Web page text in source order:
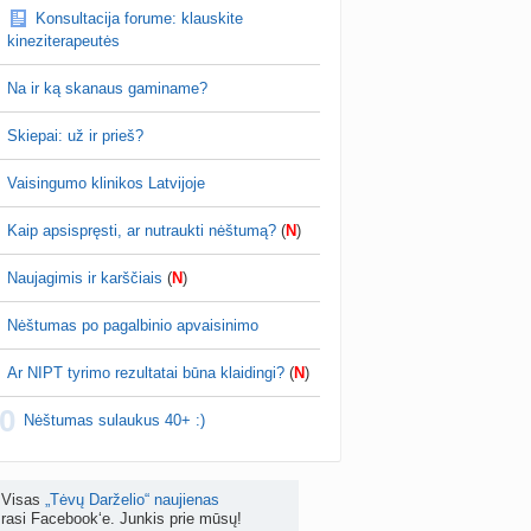
klausimai apie cezario pjūvį (+2)
Veronika99
brendimas (3)
danguolyte prieš 4 d.
testuotojos! (bendra tema)
drabuziai (2)
danguolyte prieš 4 d.
ribos (11)
Gelis „Anaftin® Baby“ dygstant dantukams (atsiliepimai) (4)
Spindulėlė1 prieš 5 d.
ar nutraukti nėštumą? (+22)
Konsultacija forume: klauskite
kineziterapeutės
Na ir ką skanaus gaminame?
Skiepai: už ir prieš?
Vaisingumo klinikos Latvijoje
Kaip apsispręsti, ar nutraukti nėštumą? (N)
Naujagimis ir karščiais (N)
Nėštumas po pagalbinio apvaisinimo
Ar NIPT tyrimo rezultatai būna klaidingi? (N)
Nėštumas sulaukus 40+ :)
Visas „Tėvų Darželio“ naujienas
rasi Facebook‘e. Junkis prie mūsų!